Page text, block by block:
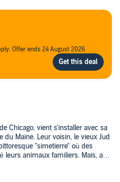
Offer ends 24 August 2026.
Chicago, vient s'installer avec sa
Maine. Leur voisin, le vieux Jud
"simetierre" où des
leurs animaux familiers. Mais, au-
de la forêt, se trouvent les terres
séduit pourtant par ses